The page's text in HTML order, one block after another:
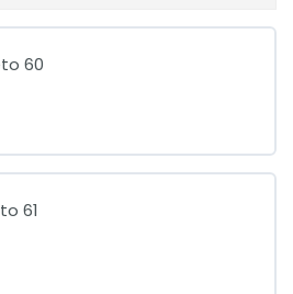
60
61